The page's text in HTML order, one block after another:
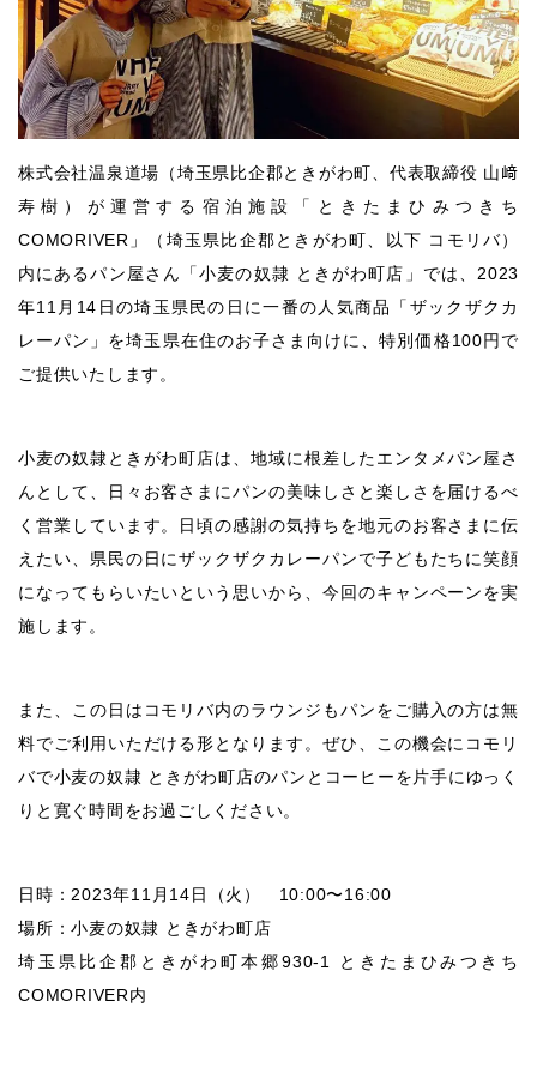
株式会社温泉道場（埼玉県比企郡ときがわ町、代表取締役 山﨑
寿樹）が運営する宿泊施設「ときたまひみつきち
COMORIVER」（埼玉県比企郡ときがわ町、以下 コモリバ）
内にあるパン屋さん「小麦の奴隷 ときがわ町店」では、2023
年11月14日の埼玉県民の日に一番の人気商品「ザックザクカ
レーパン」を埼玉県在住のお子さま向けに、特別価格100円で
ご提供いたします。
小麦の奴隷ときがわ町店は、地域に根差したエンタメパン屋さ
んとして、日々お客さまにパンの美味しさと楽しさを届けるべ
く営業しています。日頃の感謝の気持ちを地元のお客さまに伝
えたい、県民の日にザックザクカレーパンで子どもたちに笑顔
になってもらいたいという思いから、今回のキャンペーンを実
施します。
また、この日はコモリバ内のラウンジもパンをご購入の方は無
料でご利用いただける形となります。ぜひ、この機会にコモリ
バで小麦の奴隷 ときがわ町店のパンとコーヒーを片手にゆっく
りと寛ぐ時間をお過ごしください。
日時：2023年11月14日（火） 10:00〜16:00
場所：小麦の奴隷 ときがわ町店
埼玉県比企郡ときがわ町本郷930-1 ときたまひみつきち
COMORIVER内